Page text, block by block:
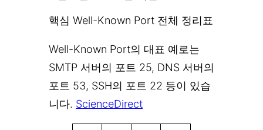
핵심 Well-Known Port 전체 정리표
Well-Known Port의 대표 예로는
SMTP 서버의 포트 25, DNS 서버의
포트 53, SSH의 포트 22 등이 있습
니다. ScienceDirect